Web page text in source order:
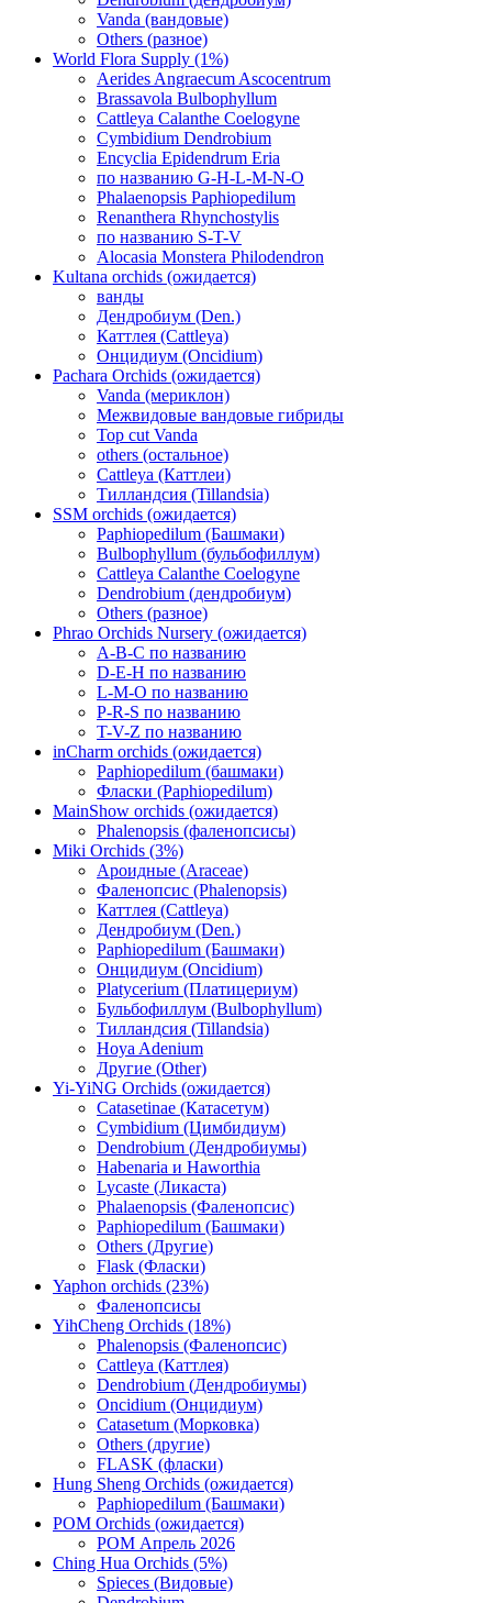
Vanda (вандовые)
Others (разное)
World Flora Supply (1%)
Aerides Angraecum Ascocentrum
Brassavola Bulbophyllum
Cattleya Calanthe Coelogyne
Cymbidium Dendrobium
Encyclia Epidendrum Eria
по названию G-H-L-M-N-O
Phalaenopsis Paphiopedilum
Renanthera Rhynchostylis
по названию S-T-V
Alocasia Monstera Philodendron
Kultana orchids (ожидается)
ванды
Дендробиум (Den.)
Каттлея (Cattleya)
Онцидиум (Oncidium)
Pachara Orchids (ожидается)
Vanda (мериклон)
Межвидовые вандовые гибриды
Top cut Vanda
others (остальное)
Cattleya (Каттлеи)
Тилландсия (Tillandsia)
SSM orchids (ожидается)
Paphiopedilum (Башмаки)
Bulbophyllum (бульбофиллум)
Cattleya Calanthe Coelogyne
Dendrobium (дендробиум)
Others (разное)
Phrao Orchids Nursery (ожидается)
A-B-C по названию
D-E-H по названию
L-M-O по названию
P-R-S по названию
T-V-Z по названию
inCharm orchids (ожидается)
Paphiopedilum (башмаки)
Фласки (Paphiopedilum)
MainShow orchids (ожидается)
Phalenopsis (фаленопсисы)
Miki Orchids (3%)
Ароидные (Araceae)
Фаленопсис (Phalenopsis)
Каттлея (Cattleya)
Дендробиум (Den.)
Paphiopedilum (Башмаки)
Онцидиум (Oncidium)
Platycerium (Платицериум)
Бульбофиллум (Bulbophyllum)
Тилландсия (Tillandsia)
Hoya Adenium
Другие (Other)
Yi-YiNG Orchids (ожидается)
Catasetinae (Катасетум)
Cymbidium (Цимбидиум)
Dendrobium (Дендробиумы)
Habenaria и Haworthia
Lycaste (Ликаста)
Phalaenopsis (Фаленопсис)
Paphiopedilum (Башмаки)
Others (Другие)
Flask (Фласки)
Yaphon orchids (23%)
Фаленопсисы
YihCheng Orchids (18%)
Phalenopsis (Фаленопсис)
Cattleya (Каттлея)
Dendrobium (Дендробиумы)
Oncidium (Онцидиум)
Catasetum (Морковка)
Others (другие)
FLASK (фласки)
Hung Sheng Orchids (ожидается)
Paphiopedilum (Башмаки)
POM Orchids (ожидается)
POM Апрель 2026
Ching Hua Orchids (5%)
Spieces (Видовые)